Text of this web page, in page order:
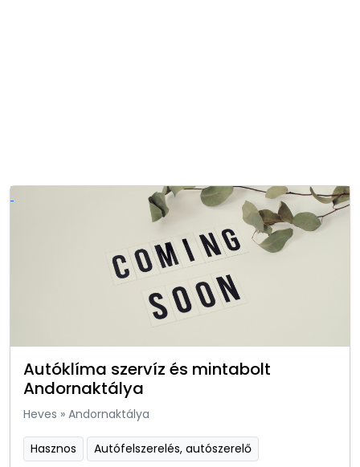
Autóklíma szervíz és mintabolt
Andornaktálya
Heves » Andornaktálya
Hasznos Autófelszerelés, autószerelő